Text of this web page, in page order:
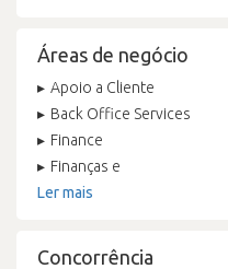
Áreas de negócio
Apoio a Cliente
Back Office Services
Finance
Finanças e
Ler mais
Concorrência